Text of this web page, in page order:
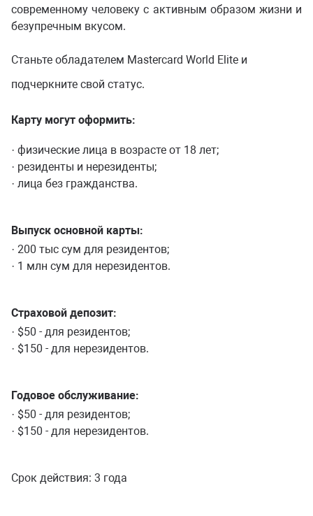
современному человеку с активным образом жизни и
безупречным вкусом.
Станьте обладателем Mastercard World Elite и
подчеркните свой статус.
Карту могут оформить:
· физические лица в возрасте от 18 лет;
· резиденты и нерезиденты;
· лица без гражданства.
Выпуск основной карты:
· 200 тыс сум для резидентов;
· 1 млн сум для нерезидентов.
Страховой депозит:
· $50 - для резидентов;
· $150 - для нерезидентов.
Годовое обслуживание:
· $50 - для резидентов;
· $150 - для нерезидентов.
Срок действия: 3 года